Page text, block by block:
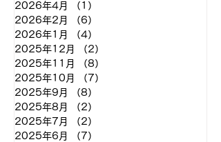
2026年4月 （1）
2026年2月
（6）
2026年1月
（4）
2025年12月
（2）
2025年11月
（8）
2025年10月
（7）
2025年9月
（8）
2025年8月
（2）
2025年7月
（2）
2025年6月
（7）